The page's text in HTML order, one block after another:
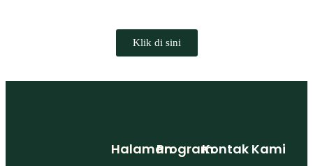
Klik di sini
Program
Halaman Kontak Kami